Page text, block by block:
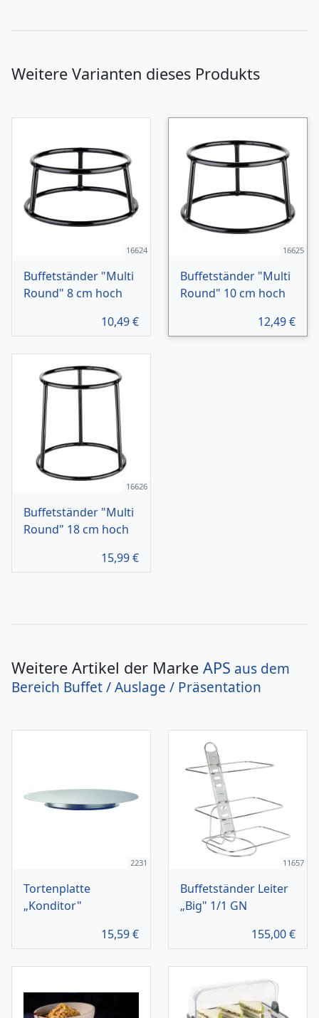
Weitere Varianten dieses Produkts
16624
Buffetständer "Multi
Round" 8 cm hoch
10,49€
16625
Buffetständer "Multi
Round" 10 cm hoch
12,49€
16626
Buffetständer "Multi
Round" 18 cm hoch
15,99€
Weitere Artikel der Marke APS aus dem
Bereich Buffet / Auslage / Präsentation
2231
Tortenplatte
„Konditor"
15,59€
11657
Buffetständer Leiter
„Big" 1/1 GN
155,00€